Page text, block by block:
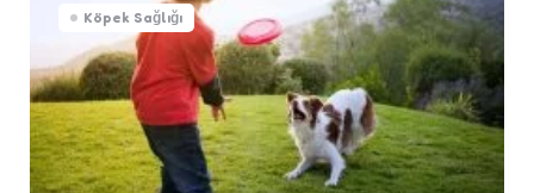
Köpek Sağlığı